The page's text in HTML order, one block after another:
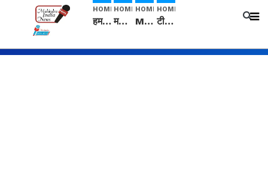
HOME
हम सनातनी..." सांसद kangana Ranaut से क्या बोली लड़की? Viral Jantar-Mantar | CJP protest
HOME
मनीषा हत्याकांड: हत्या, आत्महत्या या कोई बड़ा राज? | Full Story | Josh Haryana
HOME
Mangalsutra: हिंदू धर्म में शादी के बाद मंगलसूत्र क्यों पहनती है महिलाएं, किसने शुरु की ये परंपरा
HOME
टीम बीकेई ने एग्रीकल्चर ग्रेड की यूरिया खाद गट्टों में बदलकर टेक्निकल ग्रेड में बेचने वालों पर करवाई कार्रवाई: लखविंदर सिंह औलख